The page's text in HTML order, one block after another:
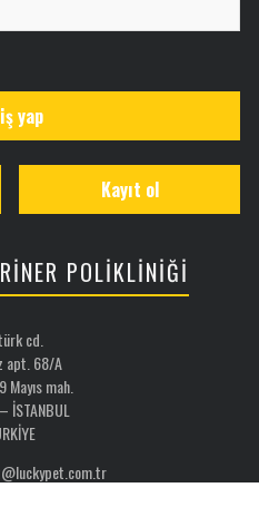
yap
Kayıt ol
POLİKLİNİĞİ
cd.
apt. 68/A
mah.
İSTANBUL